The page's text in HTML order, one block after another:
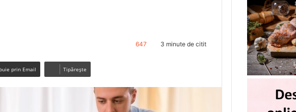
647 3 minute de citit
prin Email Tipărește